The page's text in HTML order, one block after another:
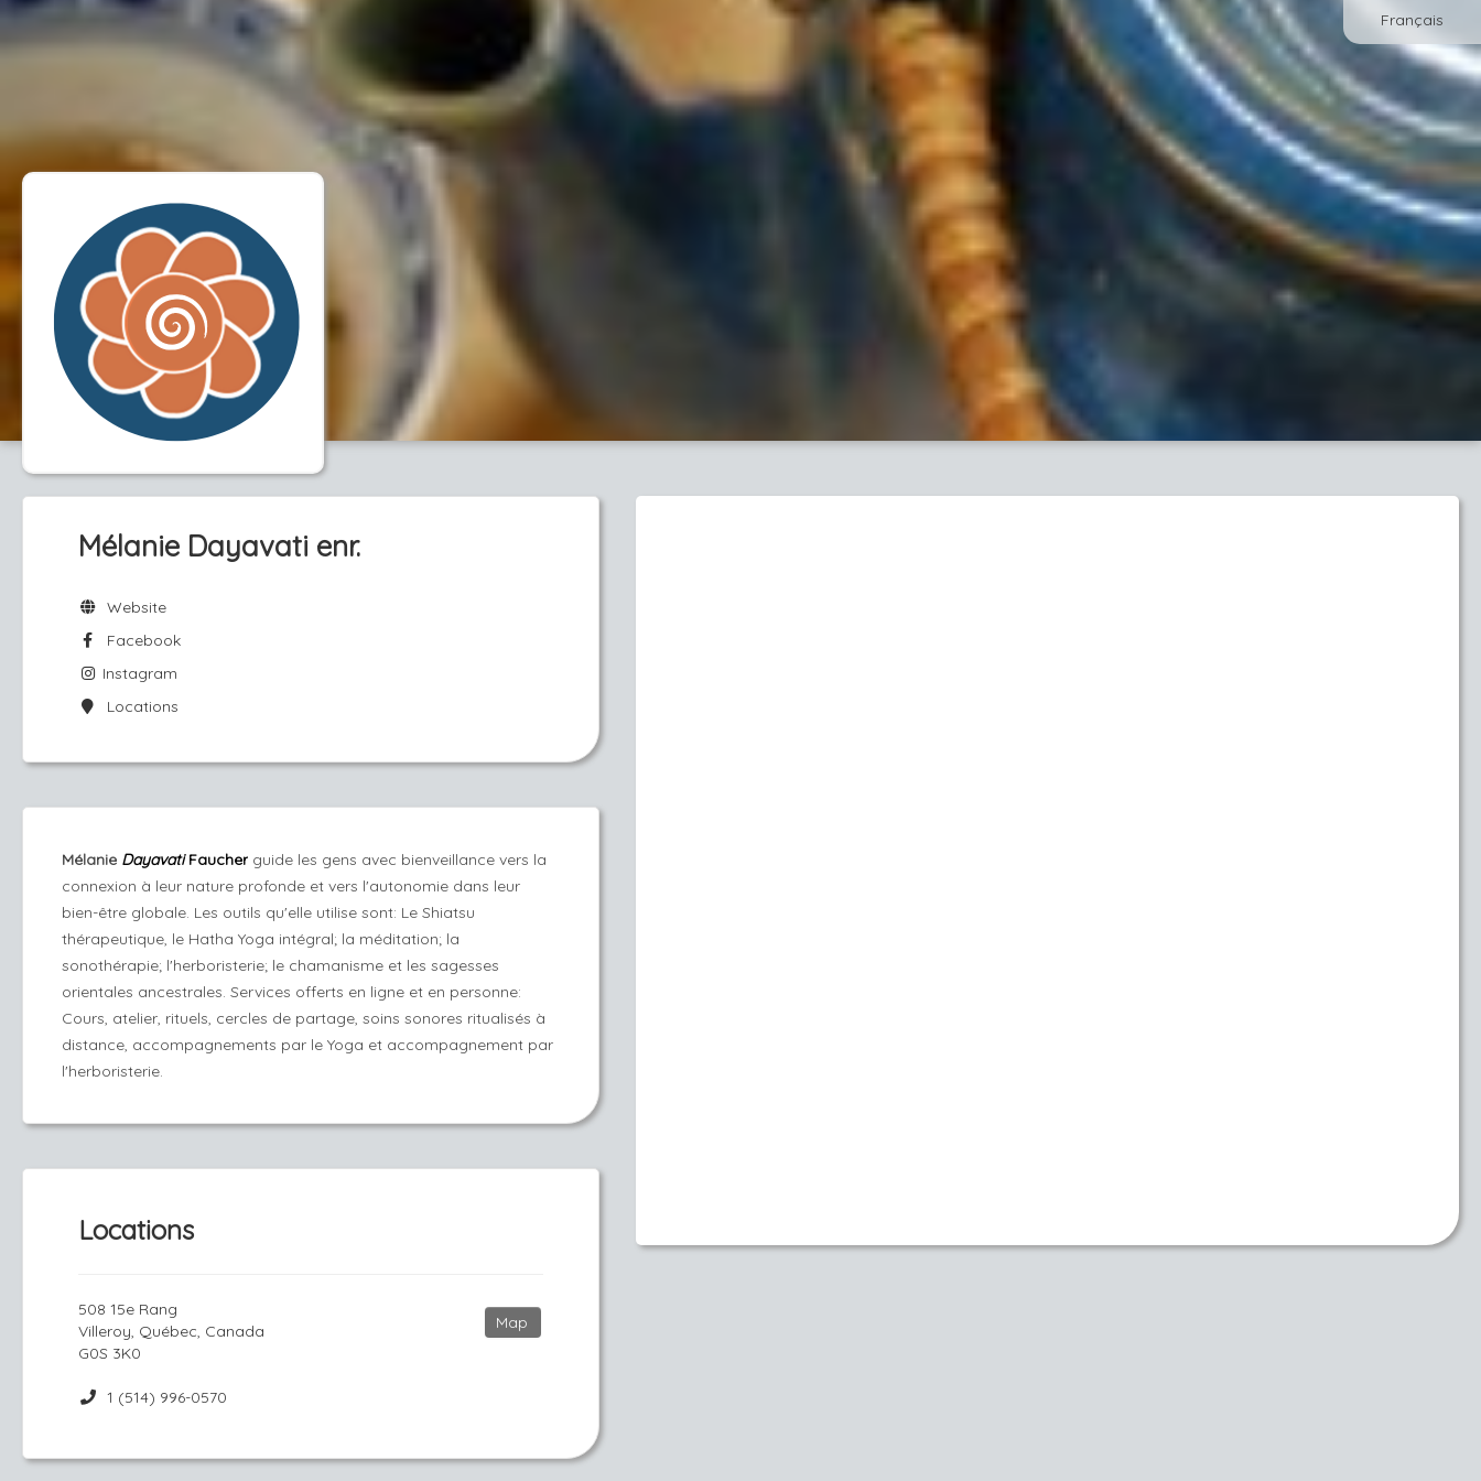
Français
Mélanie Dayavati enr.
Website
Facebook
Instagram
Locations
Mélanie DayavatiFaucher guide les gens avec bienveillance vers la
connexion à leur nature profonde et vers l'autonomie dans leur
bien-être globale. Les outils qu'elle utilise sont: Le Shiatsu
thérapeutique, le Hatha Yoga intégral; la méditation; la
sonothérapie; l'herboristerie; le chamanisme et les sagesses
orientales ancestrales. Services offerts en ligne et en personne:
Cours, atelier, rituels, cercles de partage, soins sonores ritualisés à
distance, accompagnements par le Yoga et accompagnement par
l'herboristerie.
Locations
508 15e Rang
Villeroy, Québec, Canada
G0S 3K0
1 (514) 996-0570
Map